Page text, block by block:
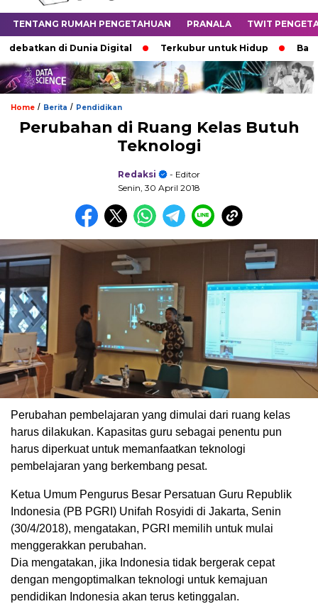
TENTANG RUMAH PENGETAHUAN PRANALA TWIT
di Dunia Digital Terkubur untuk Hidup Batas
Home / Berita / Pendidikan
Perubahan di Ruang Kelas Butuh
Teknologi
Redaksi
- Editor
Senin, 30 April 2018
Perubahan pembelajaran yang dimulai dari ruang kelas
harus dilakukan. Kapasitas guru sebagai penentu pun
harus diperkuat untuk memanfaatkan teknologi
pembelajaran yang berkembang pesat.
Ketua Umum Pengurus Besar Persatuan Guru Republik
Indonesia (PB PGRI) Unifah Rosyidi di Jakarta, Senin
(30/4/2018), mengatakan, PGRI memilih untuk mulai
menggerakkan perubahan.
Dia mengatakan, jika Indonesia tidak bergerak cepat
dengan mengoptimalkan teknologi untuk kemajuan
pendidikan Indonesia akan terus ketinggalan.